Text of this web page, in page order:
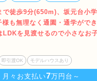
で徒歩9分(650m)、坂元台小
も無理なく通園・通学ができ
LDKを見渡せるので小さなお
即引渡OK モデルハウスあり
月々お支払い7万円台～